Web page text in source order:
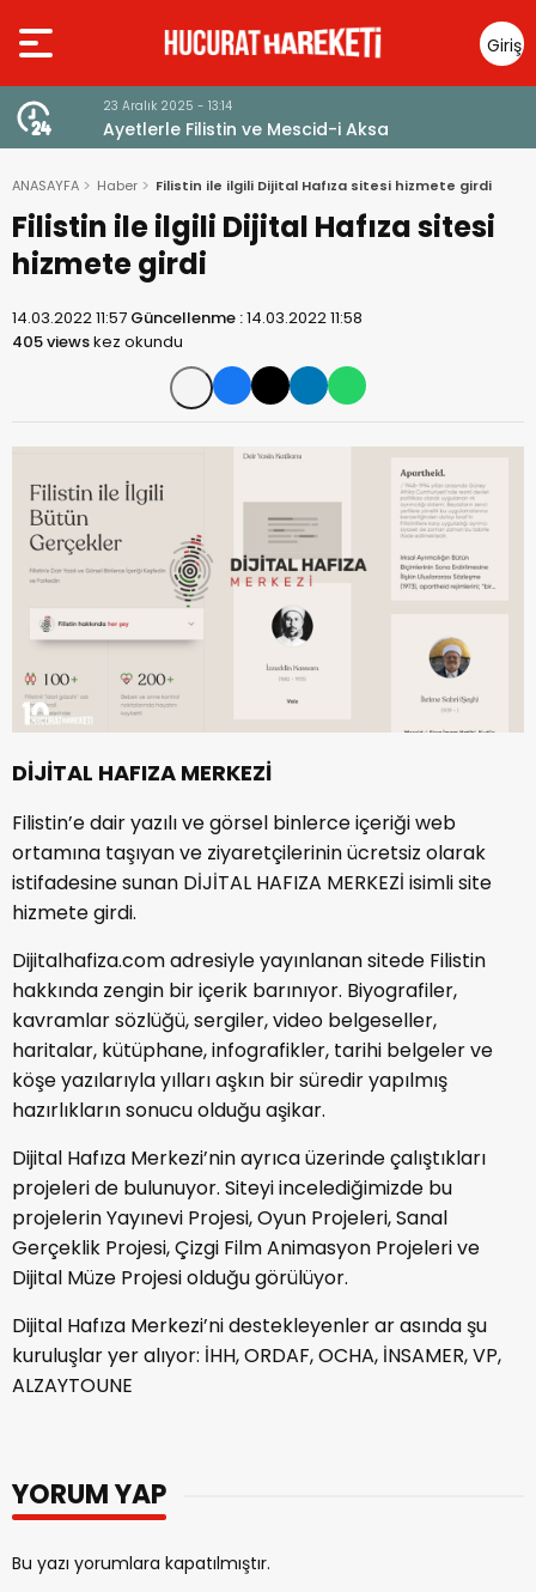
Giriş
Yap
23 Aralık 2025 - 13:14
Ayetlerle Filistin ve Mescid-i Aksa
ANASAYFA Haber Filistin ile ilgili Dijital Hafıza sitesi hizmete girdi
Filistin ile ilgili Dijital Hafıza sitesi
hizmete girdi
14.03.2022 11:57 Güncellenme :14.03.2022 11:58
405 viewskez okundu
DİJİTAL HAFIZA MERKEZİ
Filistin’e dair yazılı ve görsel binlerce içeriği web
ortamına taşıyan ve ziyaretçilerinin ücretsiz olarak
istifadesine sunan DİJİTAL HAFIZA MERKEZİ isimli site
hizmete girdi.
Dijitalhafiza.com adresiyle yayınlanan sitede Filistin
hakkında zengin bir içerik barınıyor. Biyografiler,
kavramlar sözlüğü, sergiler, video belgeseller,
haritalar, kütüphane, infografikler, tarihi belgeler ve
köşe yazılarıyla yılları aşkın bir süredir yapılmış
hazırlıkların sonucu olduğu aşikar.
Dijital Hafıza Merkezi’nin ayrıca üzerinde çalıştıkları
projeleri de bulunuyor. Siteyi incelediğimizde bu
projelerin Yayınevi Projesi, Oyun Projeleri, Sanal
Gerçeklik Projesi, Çizgi Film Animasyon Projeleri ve
Dijital Müze Projesi olduğu görülüyor.
Dijital Hafıza Merkezi’ni destekleyenler ar asında şu
kuruluşlar yer alıyor: İHH, ORDAF, OCHA, İNSAMER, VP,
ALZAYTOUNE
YORUM YAP
Bu yazı yorumlara kapatılmıştır.